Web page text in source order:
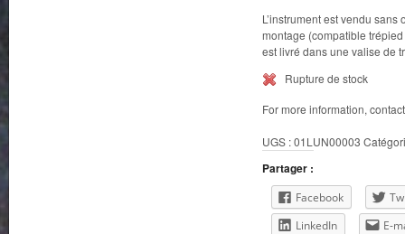
L’instrument est vendu
montage (compatible
est livré dans une valise de
Rupture de stock
For more information,
UGS :01LUN00003
Partager :
Facebook
LinkedIn
E-